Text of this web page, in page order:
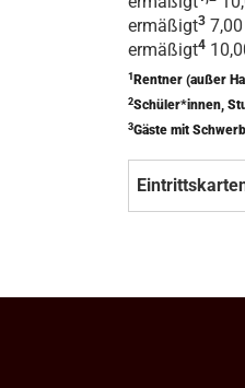
ermäßigt3
ermäßigt4
1 Rentner (außer
2Schüler*innen,
3Gäste mit